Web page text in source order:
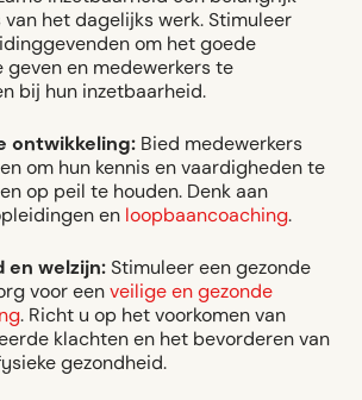
het dagelijks werk. Stimuleer
om het goede
geven en medewerkers te
bij hun inzetbaarheid.
ontwikkeling: Bied medewerkers
om hun kennis en vaardigheden te
op peil te houden. Denk aan
en loopbaancoaching.
en welzijn: Stimuleer een gezonde
voor eenveilige en gezonde
. Richt u op het voorkomen van
klachten en het bevorderen van
gezondheid.